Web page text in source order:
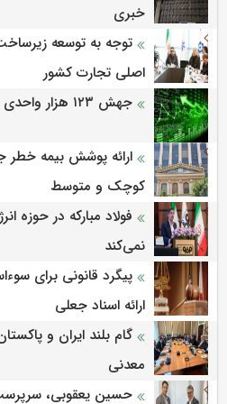
خبری
توجه به توسعه
اصلی تجارت کشور
جهش ۱۲۳ هزار واحدی شاخص بورس
ارائه پوشش بیمه خطر
کوچک و متوسط
فولاد مبارکه در حوزه
نمی‌کند
پیگرد قانونی برای
ارائه اسناد جعلی
گام بلند ایران و
معدنی
حسین یعقوبی،